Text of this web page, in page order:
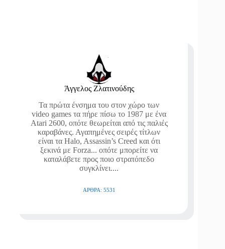
Άγγελος Ζλατινούδης
Τα πρώτα ένσημα του στον χώρο των
video games τα πήρε πίσω το 1987 με ένα
Atari 2600, οπότε θεωρείται από τις παλιές
καραβάνες. Αγαπημένες σειρές τίτλων
είναι τα Halo, Assassin’s Creed και ότι
ξεκινά με Forza... οπότε μπορείτε να
καταλάβετε προς ποιο στρατόπεδο
συγκλίνει....
ΆΡΘΡΑ: 5531